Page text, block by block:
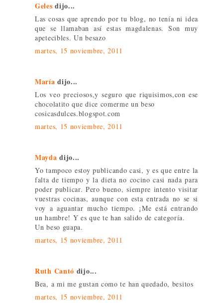
Geles dijo...
Las cosas que aprendo por tu blog, no tenía ni idea
que se llamaban así estas magdalenas. Son muy
apetecibles. Un besazo
martes, 15 noviembre, 2011
María dijo...
Los veo preciosos,y seguro que riquisimos,con ese
chocolatito que dice comerme un beso
cosicasdulces.blogspot.com
martes, 15 noviembre, 2011
Mayda dijo...
Yo tampoco estoy publicando casi, y es que entre la
falta de tiempo y la dieta no cocino casi nada para
poder publicar. Pero bueno, siempre intento visitar
vuestras cocinas, aunque con esta entrada no se si
voy a aguantar mucho tiempo. ¡Me está entrando
un hambre! Y es que te han salido de categoría.
Un beso guapa.
martes, 15 noviembre, 2011
Ruth Cantó dijo...
Bea, a mi me gustan como te han quedado, besitos
martes, 15 noviembre, 2011